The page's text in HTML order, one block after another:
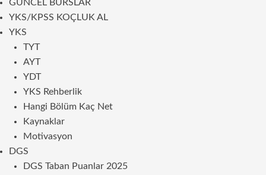
GÜNCEL BURSLAR
YKS/KPSS KOÇLUK AL
YKS
TYT
AYT
YDT
YKS Rehberlik
Hangi Bölüm Kaç Net
Kaynaklar
Motivasyon
DGS
DGS Taban Puanlar 2025